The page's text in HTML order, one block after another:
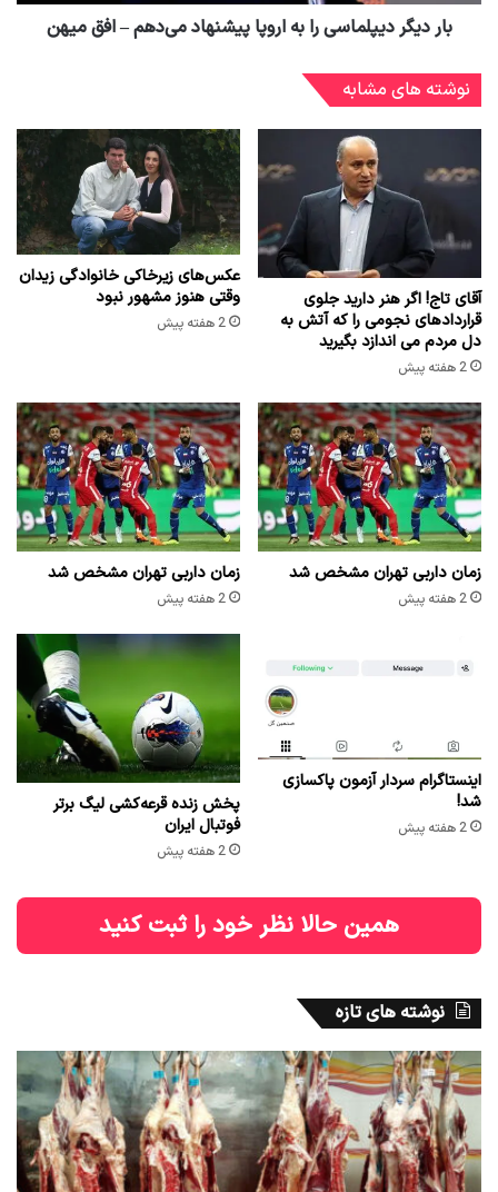
بار دیگر دیپلماسی را به اروپا پیشنهاد می‌دهم – افق میهن
نوشته های مشابه
آقای تاج! اگر هنر دارید جلوی
قراردادهای نجومی را که آتش به
دل مردم می اندازد بگیرید
2 هفته پیش
عکس‌های زیرخاکی خانوادگی زیدان
وقتی هنوز مشهور نبود
2 هفته پیش
زمان داربی تهران مشخص شد
2 هفته پیش
زمان داربی تهران مشخص شد
2 هفته پیش
اینستاگرام سردار آزمون پاکسازی
شد!
2 هفته پیش
پخش زنده قرعه‌کشی لیگ برتر
فوتبال ایران
2 هفته پیش
همین حالا نظر خود را ثبت کنید
نوشته های تازه